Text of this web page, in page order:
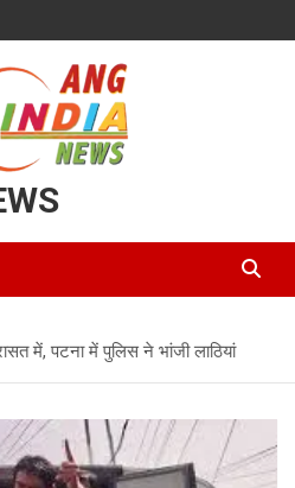
में, पटना में पुलिस ने भांजी लाठियां